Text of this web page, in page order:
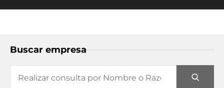
Buscar empresa